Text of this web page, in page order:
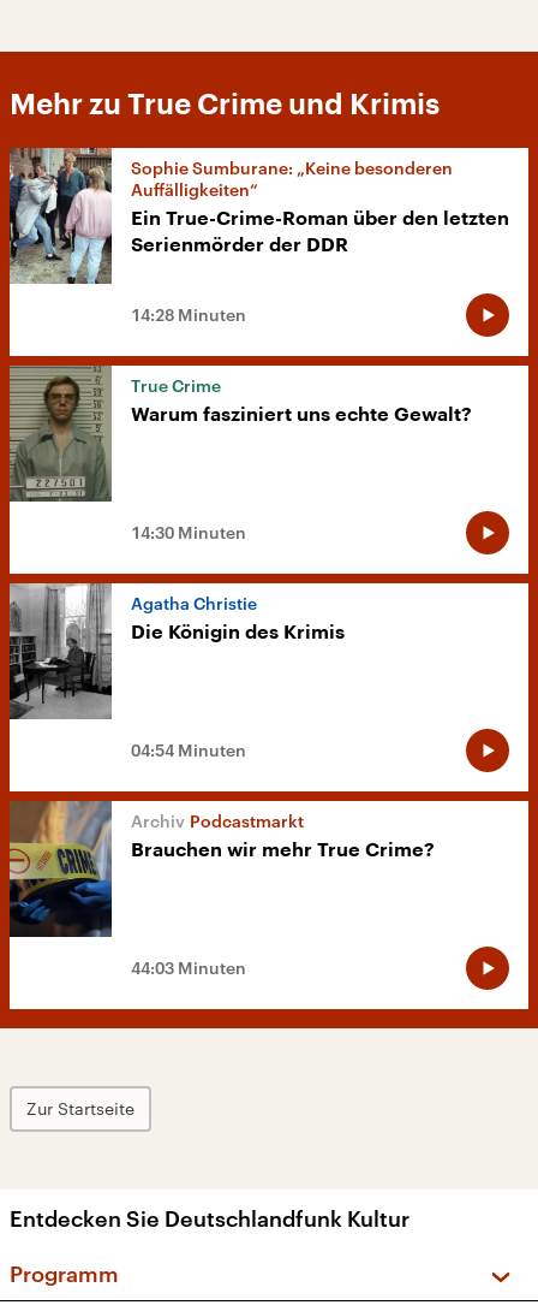
Mehr zu True Crime und Krimis
Sophie Sumburane: „Keine besonderen
Auffälligkeiten“
Ein True-Crime-Roman über den letzten
Serienmörder der DDR
14:28 Minuten
True Crime
Warum fasziniert uns echte Gewalt?
14:30 Minuten
Agatha Christie
Die Königin des Krimis
04:54 Minuten
Podcastmarkt
Brauchen wir mehr True Crime?
44:03 Minuten
Zur Startseite
Entdecken Sie Deutschlandfunk Kultur
Programm